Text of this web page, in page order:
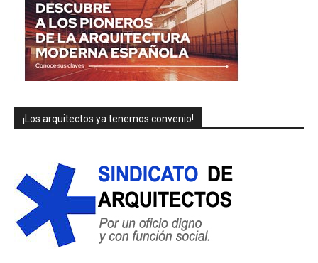
¡Los arquitectos ya tenemos convenio!